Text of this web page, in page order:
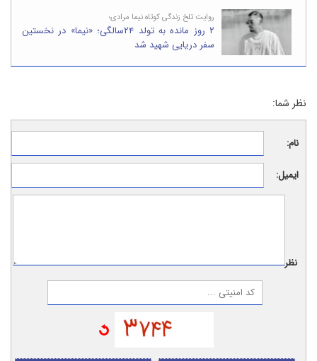
روایت تلخ زندگی کوتاه نیما مرادی؛
۲ روز مانده به تولد ۲۴سالگی؛ «نیما» در نخستین
سفر دریایی شهید شد
نظر شما:
نام:
ایمیل:
نظر: